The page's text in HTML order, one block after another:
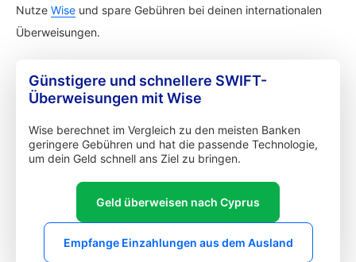
Nutze Wise und spare Gebühren bei deinen internationalen
Überweisungen.
Günstigere und schnellere SWIFT-
Überweisungen mit Wise
Wise berechnet im Vergleich zu den meisten Banken
geringere Gebühren und hat die passende Technologie,
um dein Geld schnell ans Ziel zu bringen.
Geld überweisen nach Cyprus
Empfange Einzahlungen aus dem Ausland